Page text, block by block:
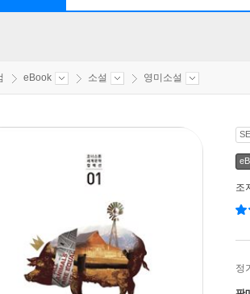
eBook 소설 영미소설
조
정